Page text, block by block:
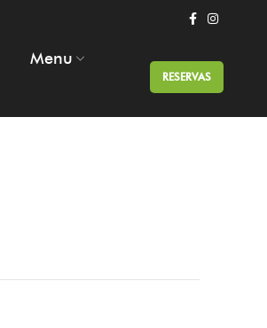
Menu
RESERVAS